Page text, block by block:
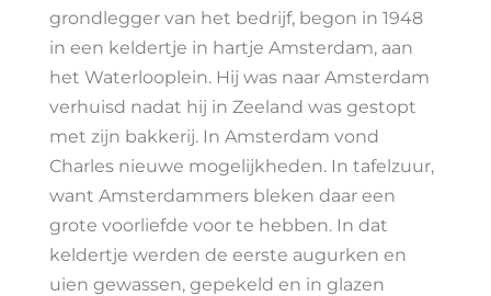
grondlegger van het bedrijf, begon in 1948
in een keldertje in hartje Amsterdam, aan
het Waterlooplein. Hij was naar Amsterdam
verhuisd nadat hij in Zeeland was gestopt
met zijn bakkerij. In Amsterdam vond
Charles nieuwe mogelijkheden. In tafelzuur,
want Amsterdammers bleken daar een
grote voorliefde voor te hebben. In dat
keldertje werden de eerste augurken en
uien gewassen, gepekeld en in glazen